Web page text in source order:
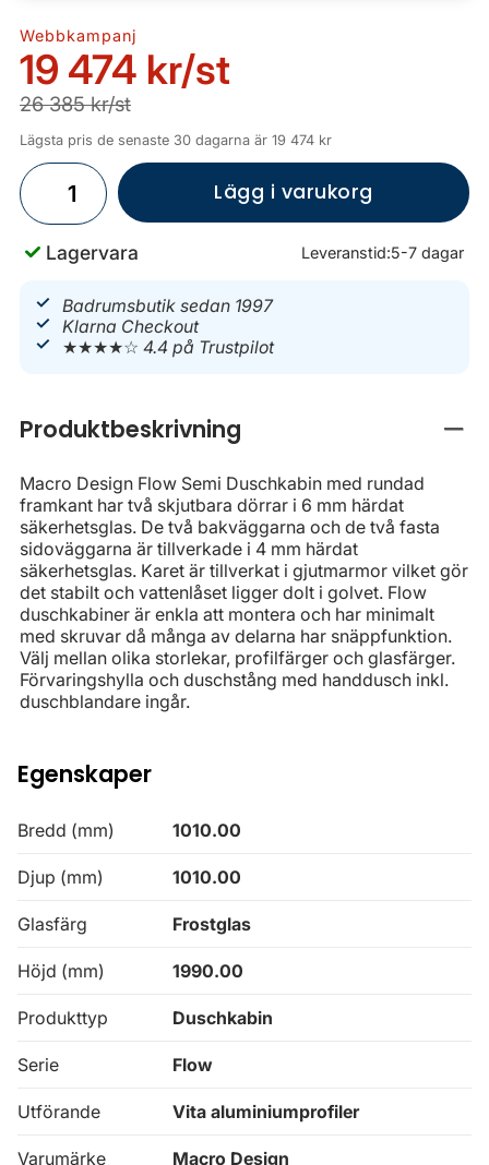
Webbkampanj
19 474 kr/st
26 385 kr/st
Lägsta pris de senaste 30 dagarna är 19 474 kr
Lägg i varukorg
Lagervara Leveranstid:5-7 dagar
Badrumsbutik sedan 1997
Klarna Checkout
★★★★☆4.4 på Trustpilot
Produktbeskrivning
Macro Design Flow Semi Duschkabin med rundad
framkant har två skjutbara dörrar i 6 mm härdat
säkerhetsglas. De två bakväggarna och de två fasta
sidoväggarna är tillverkade i 4 mm härdat
säkerhetsglas. Karet är tillverkat i gjutmarmor vilket gör
det stabilt och vattenlåset ligger dolt i golvet. Flow
duschkabiner är enkla att montera och har minimalt
med skruvar då många av delarna har snäppfunktion.
Välj mellan olika storlekar, profilfärger och glasfärger.
Förvaringshylla och duschstång med handdusch inkl.
duschblandare ingår.
Egenskaper
Bredd (mm) 1010.00
Djup (mm) 1010.00
Glasfärg Frostglas
Höjd (mm) 1990.00
Produkttyp Duschkabin
Serie Flow
Utförande Vita aluminiumprofiler
Varumärke Macro Design